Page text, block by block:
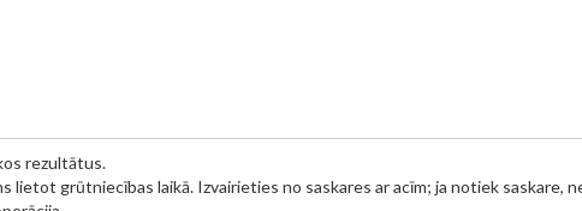
rezultātus.
lietot grūtniecības laikā. Izvairieties no saskares ar acīm; ja notiek saskare,